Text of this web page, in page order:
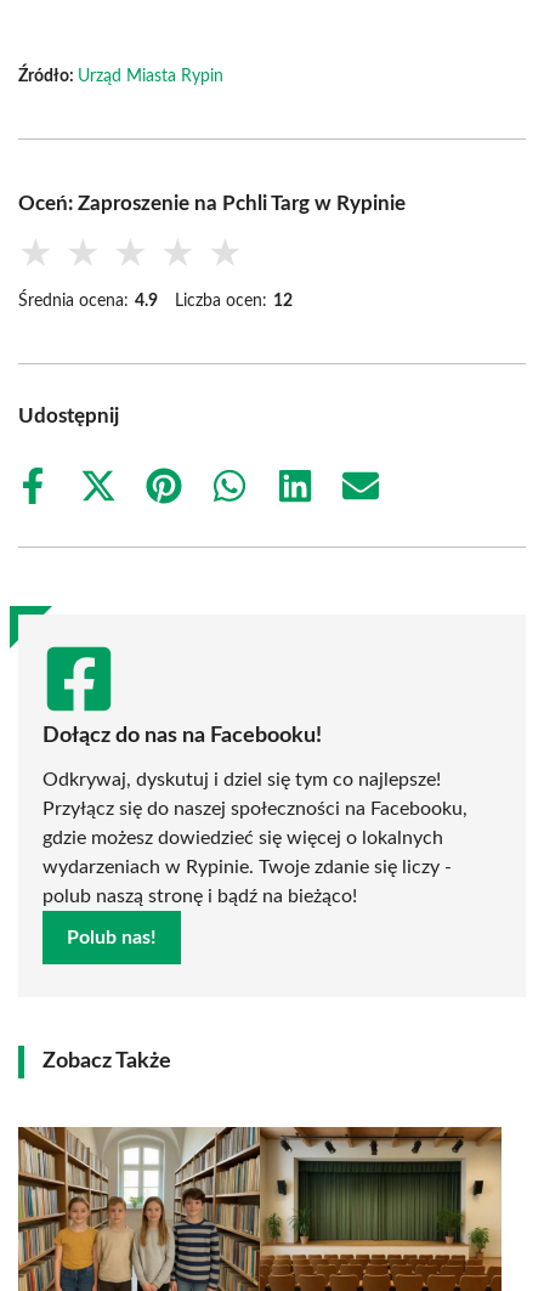
Źródło: Urząd Miasta Rypin
Oceń: Zaproszenie na Pchli Targ w Rypinie
★ ★ ★ ★ ★
Średnia ocena: 4.9 Liczba ocen: 12
Udostępnij
Share
Share
(Twitter)
Share
Share
Share
Share
Dołącz do nas na Facebooku!
Odkrywaj, dyskutuj i dziel się tym co najlepsze!
Przyłącz się do naszej społeczności na Facebooku,
gdzie możesz dowiedzieć się więcej o lokalnych
wydarzeniach w Rypinie. Twoje zdanie się liczy -
polub naszą stronę i bądź na bieżąco!
Polub nas!
Zobacz Także